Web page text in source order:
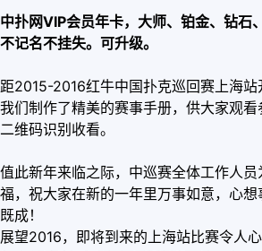
中扑网VIP会员年卡，大师、铂金、钻石
不记名不挂失。可升级。
距2015-2016红牛中国扑克巡回赛上海站
我们制作了精美的赛事手册，供大家观
二维码识别收看。
值此新年来临之际，中巡赛全体工作人
福，祝大家在新的一年里万事如意，心
既成！
展望2016，即将到来的上海站比赛令人